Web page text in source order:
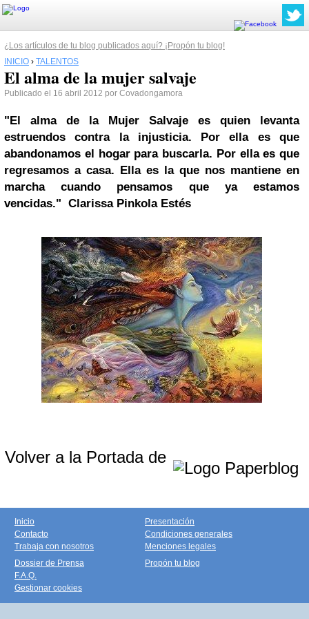
¿Los artículos de tu blog publicados aquí? ¡Propón tu blog!
INICIO › TALENTOS
El alma de la mujer salvaje
Publicado el 16 abril 2012 por Covadongamora
"El alma de la Mujer Salvaje es quien levanta
estruendos contra la injusticia. Por ella es que
abandonamos el hogar para buscarla. Por ella es que
regresamos a casa. Ella es la que nos mantiene en
marcha cuando pensamos que ya estamos
vencidas." Clarissa Pinkola Estés
Volver a la Portada de
Inicio
Contacto
Trabaja con nosotros
Presentación
Condiciones generales
Menciones legales
Dossier de Prensa
F.A.Q.
Gestionar cookies
Propón tu blog